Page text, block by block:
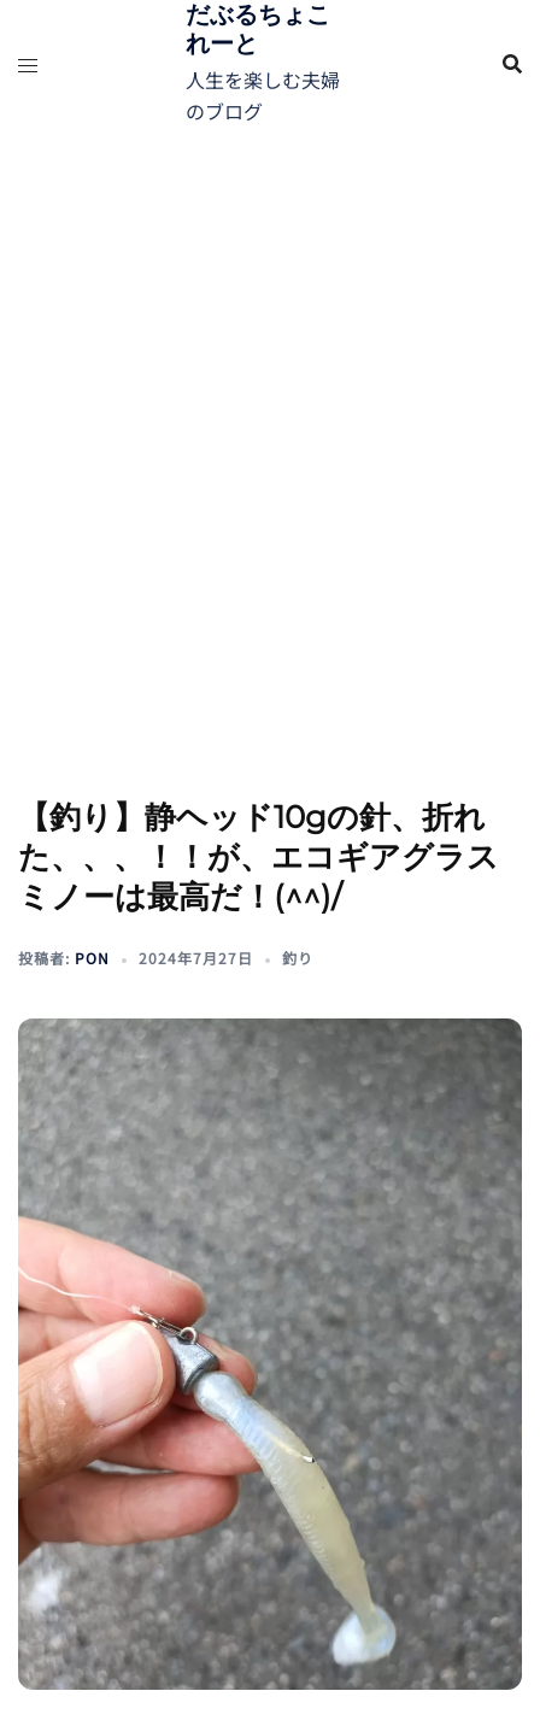
だぶるちょこ
れーと
人生を楽しむ夫婦
のブログ
【釣り】静ヘッド10gの針、折れ
た、、、！！が、エコギアグラス
ミノーは最高だ！(^^)/
投稿者: PON 2024年7月27日 釣り